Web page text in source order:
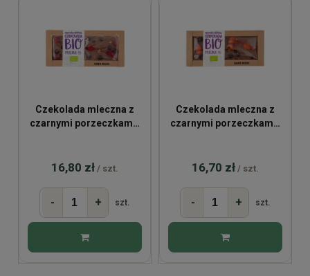
Czekolada mleczna z
czarnymi porzeczkami i
16,80 zł / szt.
- + szt.
Czekolada mleczna z
czarnymi porzeczkami i
16,70 zł / szt.
- + szt.